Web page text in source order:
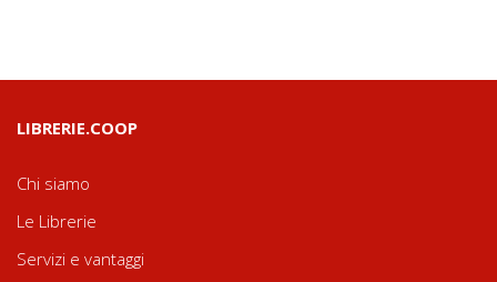
LIBRERIE.COOP
Chi siamo
Le Librerie
Servizi e vantaggi